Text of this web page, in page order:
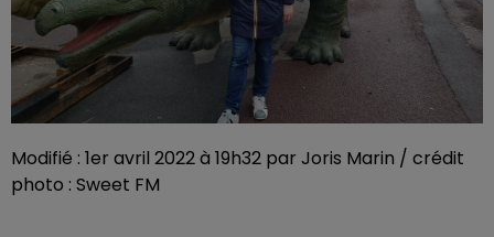
Modifié : 1er avril 2022 à 19h32 par Joris Marin / crédit
photo : Sweet FM